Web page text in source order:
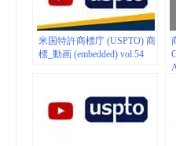
米国特許商標庁 (USPTO) 商
標_動画 (embedded) vol.54